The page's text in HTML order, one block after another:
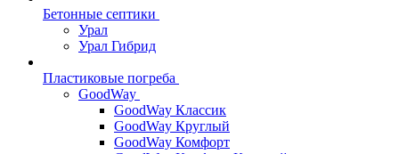
Бетонные септики
Урал
Урал Гибрид
Пластиковые погреба
GoodWay
GoodWay Классик
GoodWay Круглый
GoodWay Комфорт